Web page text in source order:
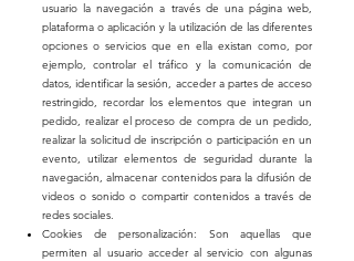
usuario la navegación a través de una página web,
plataforma o aplicación y la utilización de las diferentes
opciones o servicios que en ella existan como, por
ejemplo, controlar el tráfico y la comunicación de
datos, identificar la sesión, acceder a partes de acceso
restringido, recordar los elementos que integran un
pedido, realizar el proceso de compra de un pedido,
realizar la solicitud de inscripción o participación en un
evento, utilizar elementos de seguridad durante la
navegación, almacenar contenidos para la difusión de
videos o sonido o compartir contenidos a través de
redes sociales.
Cookies de personalización: Son aquellas que
permiten al usuario acceder al servicio con algunas